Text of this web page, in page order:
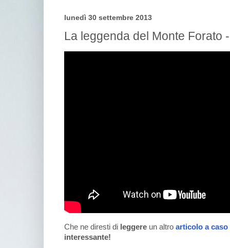
lunedì 30 settembre 2013
La leggenda del Monte Forato
Che ne diresti di leggere un altro articolo a caso
interessante!